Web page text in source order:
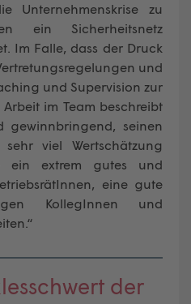
Unternehmenskrise zu
ein Sicherheitsnetz
Im Falle, dass der Druck
und
und Supervision zur
im Team beschreibt
gewinnbringend, seinen
viel Wertschätzung
ein extrem gutes und
eine gute
KollegInnen und
der